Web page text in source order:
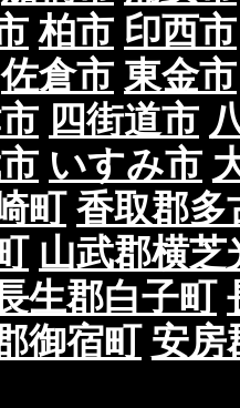
柏市 印西市
佐倉市 東金市
四街道市
いすみ市
町 香取郡多
山武郡横芝
生郡白子町
御宿町 安房